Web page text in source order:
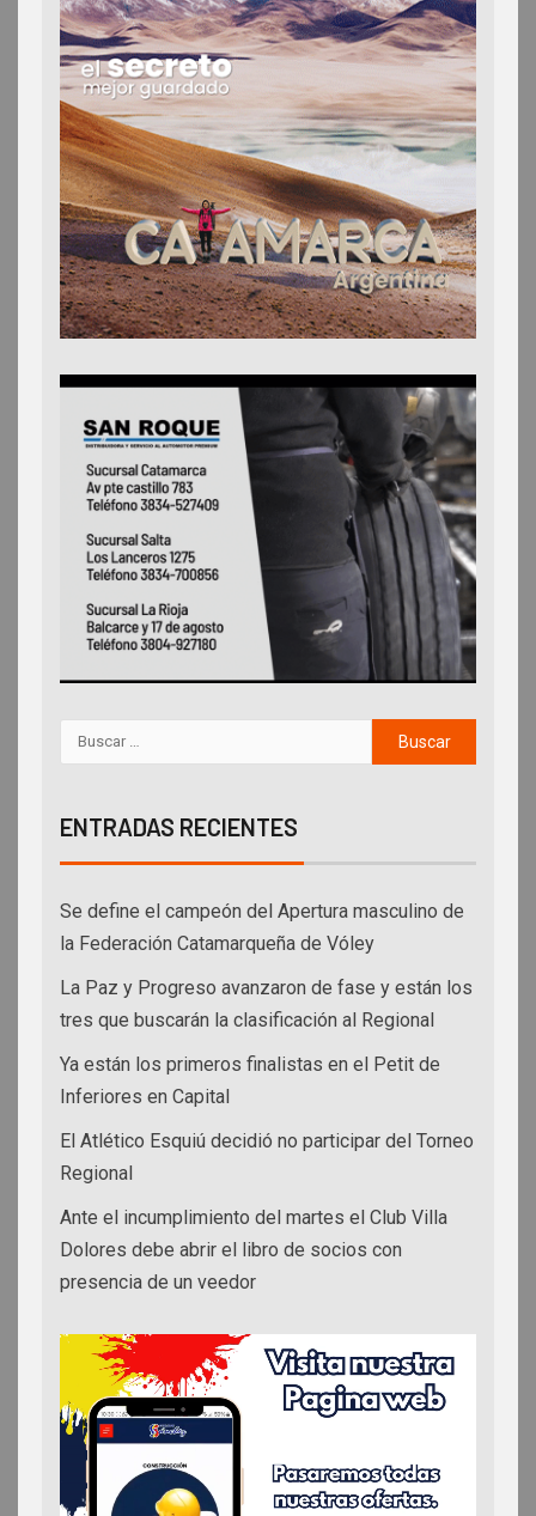
ENTRADAS RECIENTES
Se define el campeón del Apertura masculino de
la Federación Catamarqueña de Vóley
La Paz y Progreso avanzaron de fase y están los
tres que buscarán la clasificación al Regional
Ya están los primeros finalistas en el Petit de
Inferiores en Capital
El Atlético Esquiú decidió no participar del Torneo
Regional
Ante el incumplimiento del martes el Club Villa
Dolores debe abrir el libro de socios con
presencia de un veedor